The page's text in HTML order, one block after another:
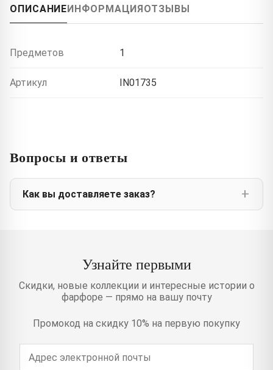
ОПИСАНИЕИНФОРМАЦИЯОТЗЫВЫ
Предметов 1
Артикул IN01735
Вопросы и ответы
Как вы доставляете заказ?
Узнайте первыми
Скидки, новые коллекции и интересные истории о
фарфоре — прямо на вашу почту
Промокод на скидку 10% на первую покупку